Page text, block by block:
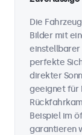
Die
Bilder mit
einstellbarer
perfekte
direkter
geeignet für
Beispiel im
garantieren